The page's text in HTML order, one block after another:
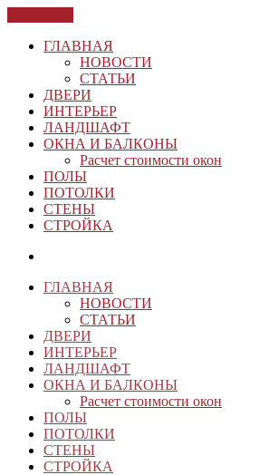
ГЛАВНАЯ
НОВОСТИ
СТАТЬИ
ДВЕРИ
ИНТЕРЬЕР
ЛАНДШАФТ
ОКНА И БАЛКОНЫ
Расчет стоимости окон
ПОЛЫ
ПОТОЛКИ
СТЕНЫ
СТРОЙКА
ГЛАВНАЯ
НОВОСТИ
СТАТЬИ
ДВЕРИ
ИНТЕРЬЕР
ЛАНДШАФТ
ОКНА И БАЛКОНЫ
Расчет стоимости окон
ПОЛЫ
ПОТОЛКИ
СТЕНЫ
СТРОЙКА